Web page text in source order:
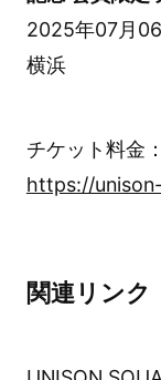
2025年07月
横浜
チケット料金
https://
関連リンク